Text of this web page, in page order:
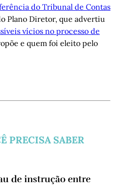
do Tribunal de Contas
Plano Diretor, que advertiu
vícios no processo de
e quem foi eleito pelo
PRECISA SABER
de instrução entre